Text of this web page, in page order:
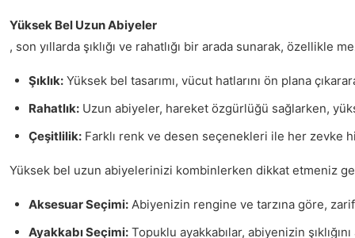
Yüksek Bel Uzun Abiyeler
, son yıllarda şıklığı ve rahatlığı bir arada sunarak,
Şıklık: Yüksek bel tasarımı, vücut hatlarını ön plana
Rahatlık: Uzun abiyeler, hareket özgürlüğü sağlarken,
Çeşitlilik: Farklı renk ve desen seçenekleri ile her zevke
Yüksek bel uzun abiyelerinizi kombinlerken dikkat etmeniz
Aksesuar Seçimi: Abiyenizin rengine ve tarzına göre,
Ayakkabı Seçimi: Topuklu ayakkabılar, abiyenizin